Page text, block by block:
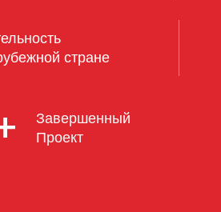
стране
Завершенный
Проект